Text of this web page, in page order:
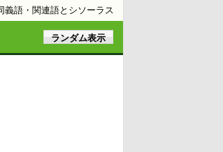
義語・関連語とシソーラス